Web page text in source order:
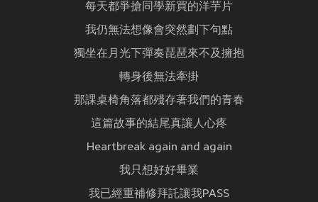
每天都爭搶同學新買的洋芋片
我仍無法想像會突然劃下句點
獨坐在月光下彈奏琵琶來不及擁抱
轉身後無法牽掛
那課桌椅角落都殘存著我們的青春
這篇故事的結尾真讓人心疼
Heartbreak again and again
我只想好好畢業
我已經重補修拜託讓我PASS